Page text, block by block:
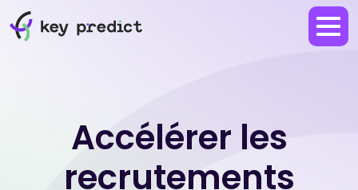
Accélérer les
recrutements